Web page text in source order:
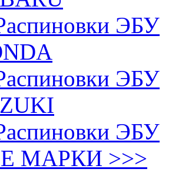
ЭБУ
ЭБУ
ЭБУ
МАРКИ >>>